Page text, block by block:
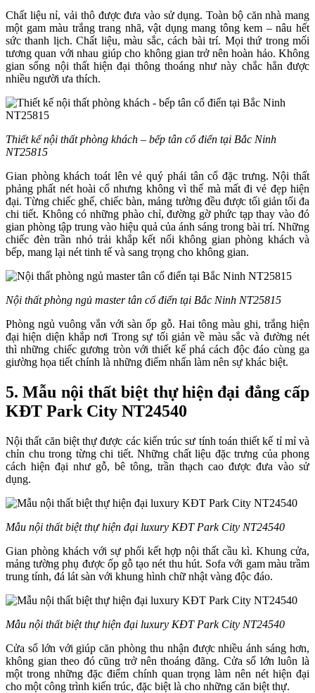
Chất liệu nỉ, vải thô được đưa vào sử dụng. Toàn bộ căn nhà mang
một gam màu trắng trang nhã, vật dụng mang tông kem – nâu hết
sức thanh lịch. Chất liệu, màu sắc, cách bài trí. Mọi thứ trong mối
tương quan với nhau giúp cho không gian trở nên hoàn hảo. Không
gian sống nội thất hiện đại thông thoáng như này chắc hẳn được
nhiều người ưa thích.
Thiết kế nội thất phòng khách – bếp tân cổ điển tại Bắc Ninh
NT25815
Gian phòng khách toát lên vẻ quý phái tân cổ đặc trưng. Nội thất
phảng phất nét hoài cổ nhưng không vì thế mà mất đi vẻ đẹp hiện
đại. Từng chiếc ghế, chiếc bàn, mảng tường đều được tối giản tối đa
chi tiết. Không có những phào chỉ, đường gờ phức tạp thay vào đó
gian phòng tập trung vào hiệu quả của ánh sáng trong bài trí. Những
chiếc đèn trần nhỏ trải khắp kết nối không gian phòng khách và
bếp, mang lại nét tinh tế và sang trọng cho không gian.
Nội thất phòng ngủ master tân cổ điển tại Bắc Ninh NT25815
Phòng ngủ vuông vắn với sàn ốp gỗ. Hai tông màu ghi, trắng hiện
đại hiện diện khắp nơi Trong sự tối giản về màu sắc và đường nét
thì những chiếc gương tròn với thiết kế phá cách độc đáo cùng ga
giường họa tiết chính là những điểm nhấn làm nên sự khác biệt.
5. Mẫu nội thất biệt thự hiện đại đẳng cấp
KĐT Park City NT24540
Nội thất căn biệt thự được các kiến trúc sư tính toán thiết kế tỉ mỉ và
chỉn chu trong từng chi tiết. Những chất liệu đặc trưng của phong
cách hiện đại như gỗ, bê tông, trần thạch cao được đưa vào sử
dụng.
Mẫu nội thất biệt thự hiện đại luxury KĐT Park City NT24540
Gian phòng khách với sự phối kết hợp nội thất cầu kì. Khung cửa,
mảng tường phụ được ốp gỗ tạo nét thu hút. Sofa với gam màu trầm
trung tính, đá lát sàn với khung hình chữ nhật vàng độc đáo.
Mẫu nội thất biệt thự hiện đại luxury KĐT Park City NT24540
Cửa sổ lớn với giúp căn phòng thu nhận được nhiều ánh sáng hơn,
không gian theo đó cũng trở nên thoáng đãng. Cửa sổ lớn luôn là
một trong những đặc điểm chính quan trọng làm nên nét hiện đại
cho một công trình kiến trúc, đặc biệt là cho những căn biệt thự.